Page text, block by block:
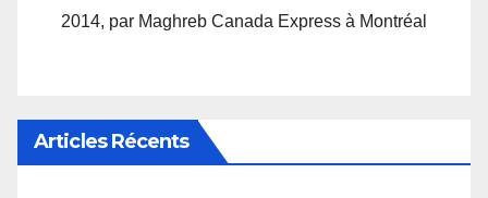
2014, par Maghreb Canada Express à Montréal
Articles Récents